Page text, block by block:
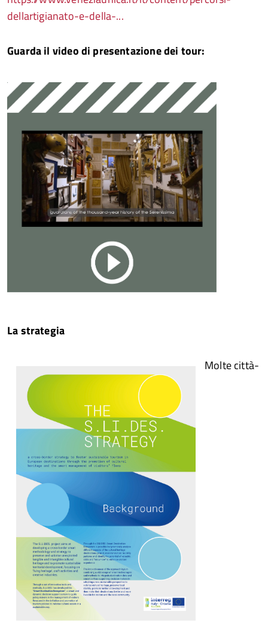
dellartigianato-e-della-...
Guarda il video di presentazione dei tour:
La strategia
Molte città-